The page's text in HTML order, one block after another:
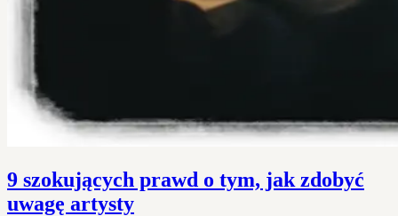
9 szokujących prawd o tym, jak zdobyć
uwagę artysty